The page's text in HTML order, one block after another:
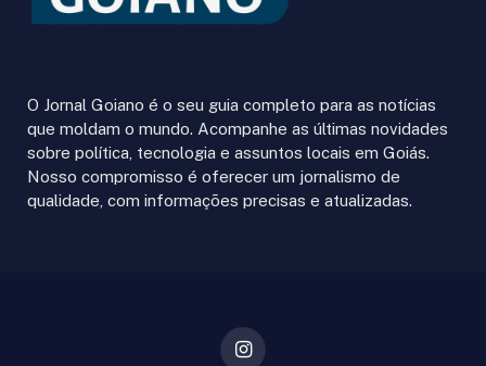
O Jornal Goiano é o seu guia completo para as notícias
que moldam o mundo. Acompanhe as últimas novidades
sobre política, tecnologia e assuntos locais em Goiás.
Nosso compromisso é oferecer um jornalismo de
qualidade, com informações precisas e atualizadas.
Instagram